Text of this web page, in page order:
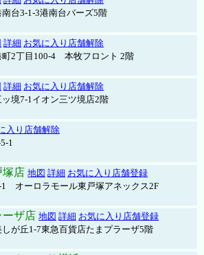
台3-1-3港南台バーズ5階
詳細 お気に入り店舗解除
町2丁目100-4 本牧フロント 2階
詳細 お気に入り店舗解除
境7-1イオン三ツ境店2階
入り店舗解除
1
塚店 地図 詳細 お気に入り店舗登録
1 オーロラモール東戸塚アネックス2F
ーザ店 地図 詳細 お気に入り店舗登録
が丘1-7東急百貨店たまプラーザ5階